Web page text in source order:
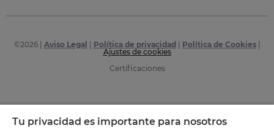
©2026| Aviso Legal Política de privacidad Política de Cookies|
Ajustes de cookies
Certificaciones
Tu privacidad es importante para nosotros